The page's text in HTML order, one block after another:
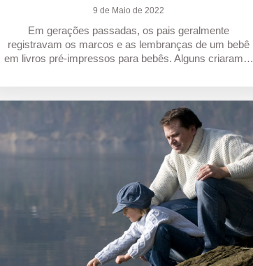
9 de Maio de 2022
Em gerações passadas, os pais geralmente
registravam os marcos e as lembranças de um bebê
em livros pré-impressos para bebês. Alguns criaram…